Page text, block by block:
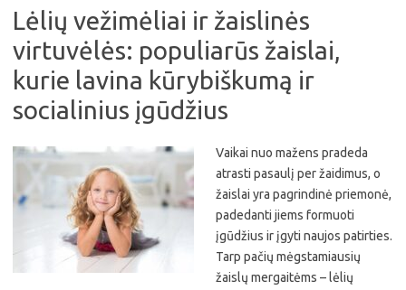
Lėlių vežimėliai ir žaislinės
virtuvėlės: populiarūs žaislai,
kurie lavina kūrybiškumą ir
socialinius įgūdžius
Vaikai nuo mažens pradeda
atrasti pasaulį per žaidimus, o
žaislai yra pagrindinė priemonė,
padedanti jiems formuoti
įgūdžius ir įgyti naujos patirties.
Tarp pačių mėgstamiausių
žaislų mergaitėms – lėlių